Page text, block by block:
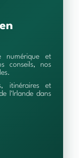
numérique et
conseils, nos
itinéraires et
l'Irlande dans